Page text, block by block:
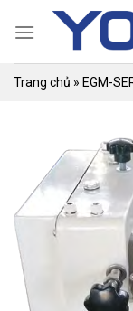
Trang chủ » EGM-